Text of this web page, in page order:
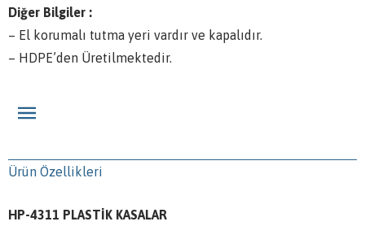
Diğer Bilgiler :
– El korumalı tutma yeri vardır ve kapalıdır.
– HDPE’den Üretilmektedir.
Ürün Özellikleri
HP-4311 PLASTİK KASALAR